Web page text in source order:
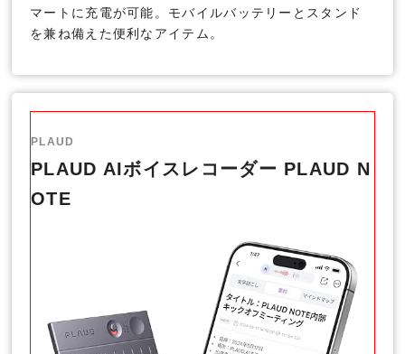
マートに充電が可能。モバイルバッテリーとスタンド
を兼ね備えた便利なアイテム。
PLAUD
PLAUD AIボイスレコーダー PLAUD N
OTE